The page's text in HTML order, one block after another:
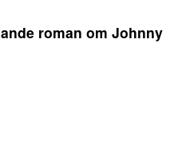
roman om Johnny